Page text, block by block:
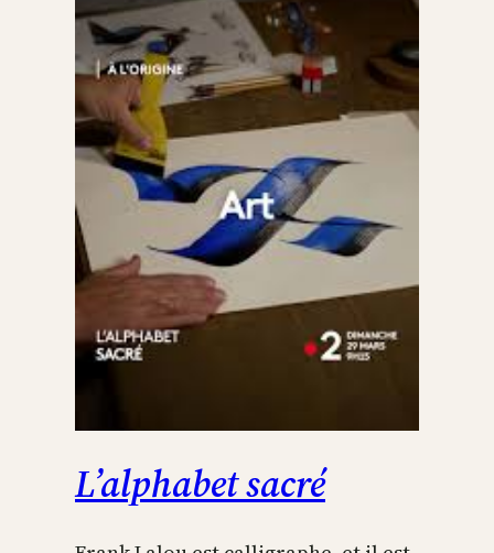
L’alphabet sacré